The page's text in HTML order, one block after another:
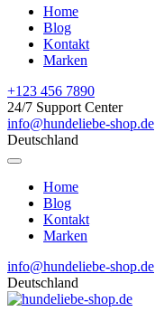
Home
Blog
Kontakt
Marken
+123 456 7890
24/7 Support Center
info@hundeliebe-shop.de
Deutschland
Home
Blog
Kontakt
Marken
info@hundeliebe-shop.de
Deutschland